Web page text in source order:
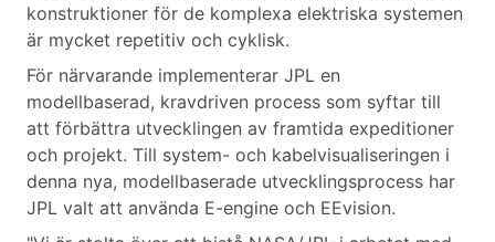
konstruktioner för de komplexa elektriska systemen
är mycket repetitiv och cyklisk.
För närvarande implementerar JPL en
modellbaserad, kravdriven process som syftar till
att förbättra utvecklingen av framtida expeditioner
och projekt. Till system- och kabelvisualiseringen i
denna nya, modellbaserade utvecklingsprocess har
JPL valt att använda E-engine och EEvision.